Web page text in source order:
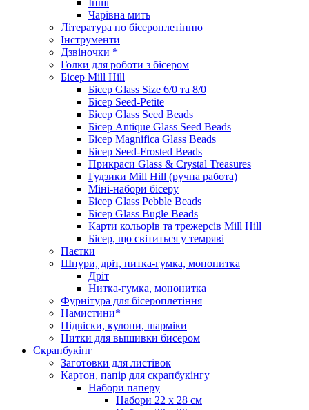
Чарівна мить
Література по бісероплетінню
Інструменти
Дзвіночки *
Голки для роботи з бісером
Бісер Mill Hill
Бісер Glass Size 6/0 та 8/0
Бісер Seed-Petite
Бісер Glass Seed Beads
Бісер Antique Glass Seed Beads
Бісер Magnifica Glass Beads
Бісер Seed-Frosted Beads
Прикраси Glass & Crystal Treasures
Гудзики Mill Hill (ручна работа)
Міні-набори бісеру
Бісер Glass Pebble Beads
Бісер Glass Bugle Beads
Карти кольорів та трежерсів Mill Hill
Бісер, що світиться у темряві
Паєтки
Шнури, дріт, нитка-гумка, мононитка
Дріт
Нитка-гумка, мононитка
Фурнітура для бісероплетіння
Намистини*
Підвіски, кулони, шарміки
Нитки для вышивки бисером
Скрапбукінг
Заготовки для листівок
Картон, папір для скрапбукінгу
Набори паперу
Набори 22 х 28 см